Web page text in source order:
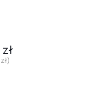
zł
zł)